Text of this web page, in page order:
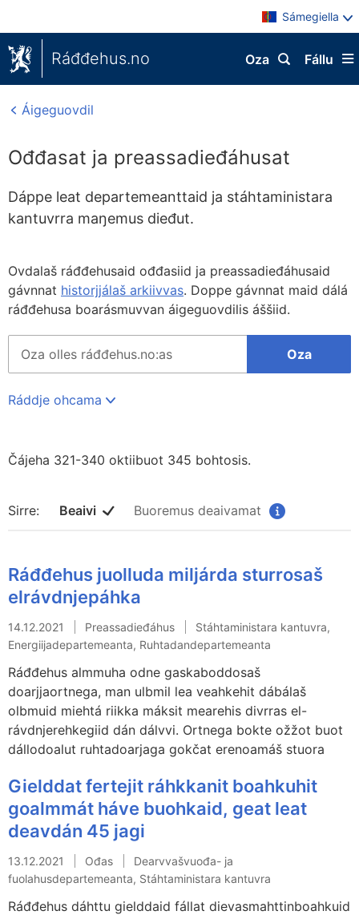
Sámegiella
Ráđđehus.no Fállu
Oza
Áigeguovdil
Ođđasat ja preassadieđáhusat
Dáppe leat departemeanttaid ja stáhtaministara
kantuvrra maŋemus dieđut.
Ovdalaš ráđđehusaid ođđasiid ja preassadieđáhusaid
gávnnat historjjálaš arkiivvas. Doppe gávnnat maid dálá
ráđđehusa boarásmuvvan áigeguovdilis áššiid.
på
hele
regjeringen.no
Oza
Ráddje ohcama
Čájeha 321-340 oktiibuot 345 bohtosis.
Sirre: Beaivi Buoremus deaivamat
Ráđđehus juolluda miljárda sturrosaš
elrávdnjepáhka
14.12.2021 Preassadieđáhus
Stáhtaministara kantuvra,
Energiijadepartemeanta, Ruhtadandepartemeanta
Ráđđehus almmuha odne gaskaboddosaš
doarjjaortnega, man ulbmil lea veahkehit dábálaš
olbmuid miehtá riikka máksit mearehis divrras el-
rávdnjerehkegiid dán dálvvi. Ortnega bokte ožžot buot
dállodoalut ruhtadoarjaga gokčat erenoamáš stuora
Gielddat fertejit ráhkkanit boahkuhit
goalmmát háve buohkaid, geat leat
deavdán 45 jagi
13.12.2021 Ođas
Dearvvašvuođa- ja
fuolahusdepartemeanta, Stáhtaministara kantuvra
Ráđđehus dáhttu gielddaid fállat dievasmahttinboahkuid